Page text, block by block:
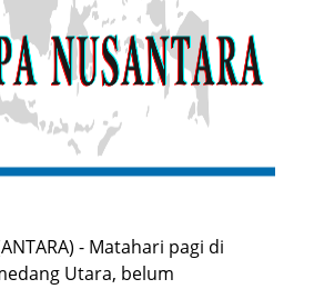
- Matahari pagi di
Utara, belum